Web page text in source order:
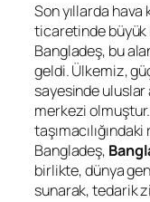
Son yıllarda hava
ticaretinde büyük
Bangladeş, bu
geldi. Ülkemiz,
sayesinde uluslar
merkezi
Bangladeş,
birlikte, dünya
sunarak, tedarik